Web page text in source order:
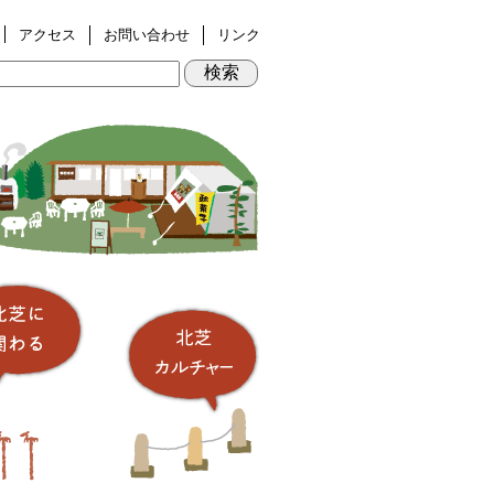
アクセス お問い合わせ リンク